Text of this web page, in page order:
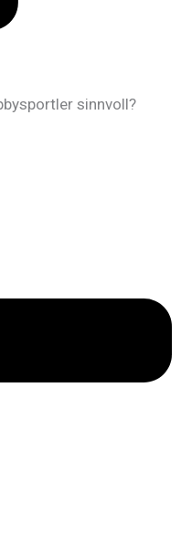
sinnvoll?